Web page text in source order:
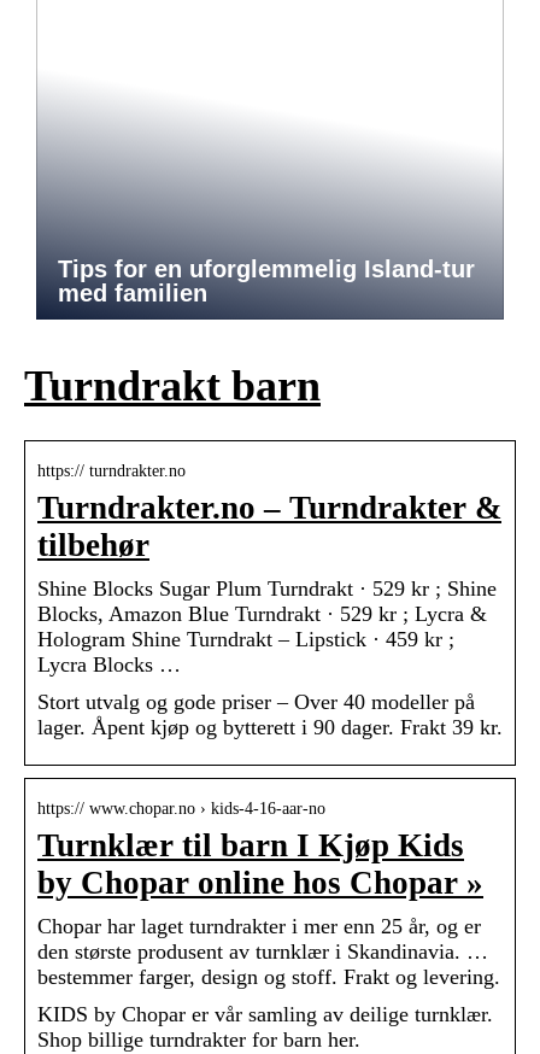
Tips for en uforglemmelig Island-tur
med familien
Turndrakt barn
https:// turndrakter.no
Turndrakter.no – Turndrakter &
tilbehør
Shine Blocks Sugar Plum Turndrakt · 529 kr ; Shine
Blocks, Amazon Blue Turndrakt · 529 kr ; Lycra &
Hologram Shine Turndrakt – Lipstick · 459 kr ;
Lycra Blocks …
Stort utvalg og gode priser – Over 40 modeller på
lager. Åpent kjøp og bytterett i 90 dager. Frakt 39 kr.
https:// www.chopar.no › kids-4-16-aar-no
Turnklær til barn I Kjøp Kids
by Chopar online hos Chopar »
Chopar har laget turndrakter i mer enn 25 år, og er
den største produsent av turnklær i Skandinavia. …
bestemmer farger, design og stoff. Frakt og levering.
KIDS by Chopar er vår samling av deilige turnklær.
Shop billige turndrakter for barn her.